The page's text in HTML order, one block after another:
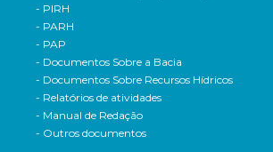
- PIRH
- PARH
- PAP
- Documentos Sobre a Bacia
- Documentos Sobre Recursos Hídricos
- Relatórios de atividades
- Manual de Redação
- Outros documentos